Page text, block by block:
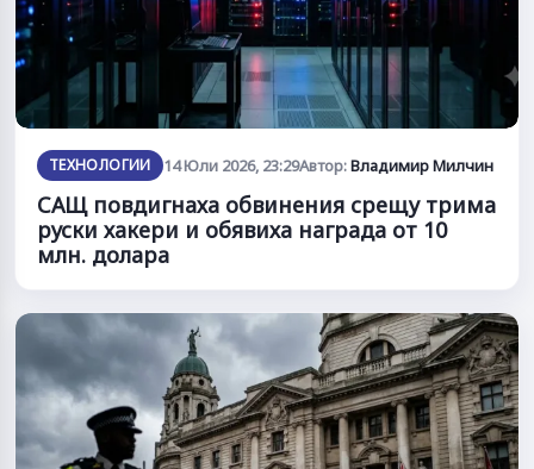
ТЕХНОЛОГИИ 14 Юли 2026, 23:29Автор:Владимир Милчин
САЩ повдигнаха обвинения срещу трима
руски хакери и обявиха награда от 10
млн. долара